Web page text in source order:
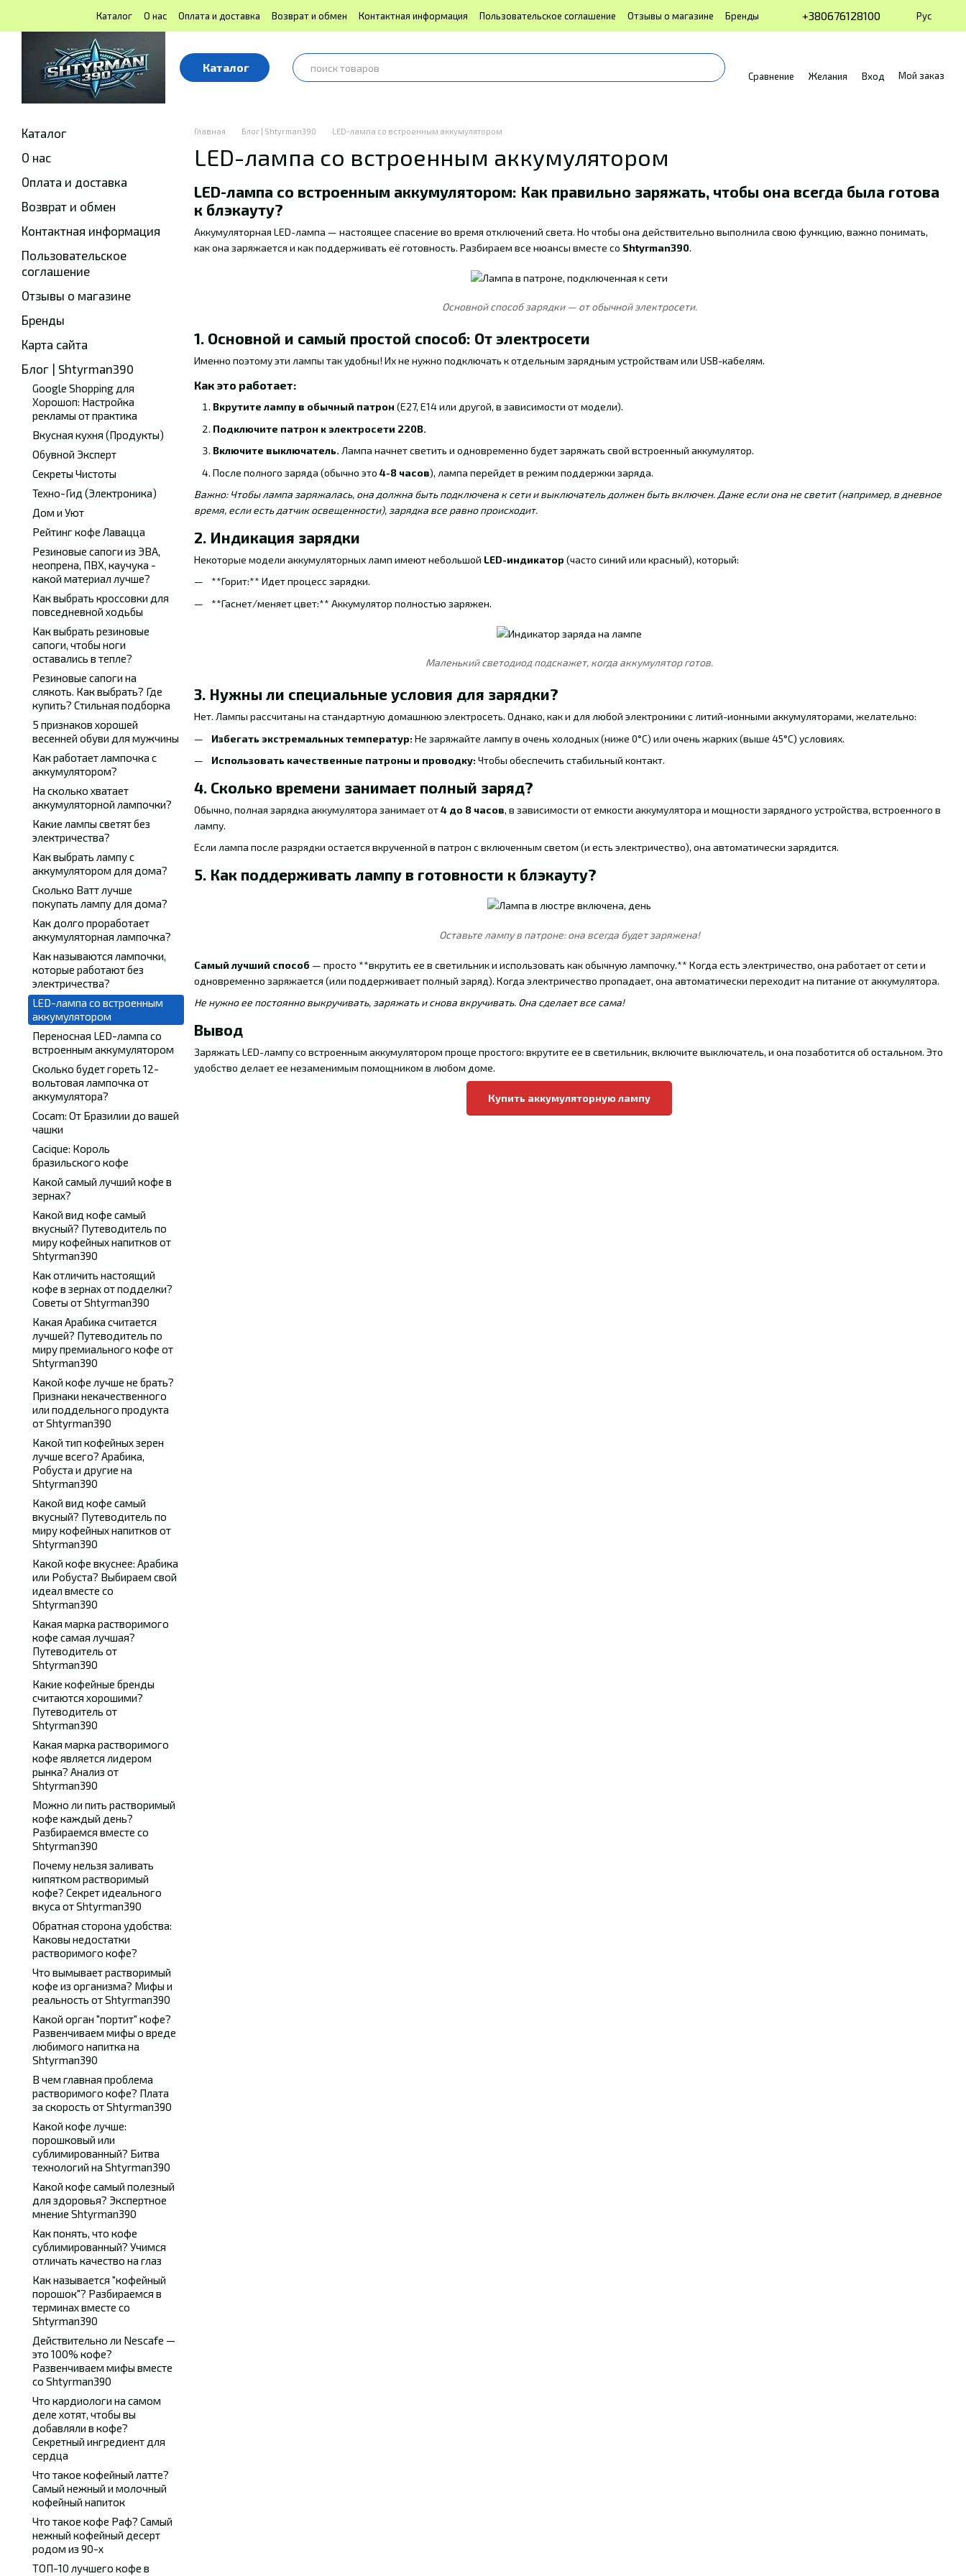
Перейти к основному контенту
Каталог О нас Оплата и доставка Возврат и обмен Контактная информация Пользовательское соглашение Отзывы о магазине
Бренды
Блог | Shtyrman390
Публичная оферта
+380676128100 Рус
Каталог
Сравнение Желания Вход Мой заказ
Главная Блог | Shtyrman390 LED-лампа со встроенным аккумулятором
LED-лампа со встроенным аккумулятором
LED-лампа со встроенным аккумулятором: Как правильно заряжать, чтобы она всегда была готова
к блэкауту?
Аккумуляторная LED-лампа — настоящее спасение во время отключений света. Но чтобы она действительно выполнила свою функцию, важно понимать,
как она заряжается и как поддерживать её готовность. Разбираем все нюансы вместе со Shtyrman390.
Основной способ зарядки — от обычной электросети.
1. Основной и самый простой способ: От электросети
Именно поэтому эти лампы так удобны! Их не нужно подключать к отдельным зарядным устройствам или USB-кабелям.
Как это работает:
Вкрутите лампу в обычный патрон (E27, E14 или другой, в зависимости от модели).
Подключите патрон к электросети 220В.
Включите выключатель. Лампа начнет светить и одновременно будет заряжать свой встроенный аккумулятор.
После полного заряда (обычно это 4-8 часов), лампа перейдет в режим поддержки заряда.
Важно: Чтобы лампа заряжалась, она должна быть подключена к сети и выключатель должен быть включен. Даже если она не светит (например, в дневное
время, если есть датчик освещенности), зарядка все равно происходит.
2. Индикация зарядки
Некоторые модели аккумуляторных ламп имеют небольшой LED-индикатор (часто синий или красный), который:
**Горит:** Идет процесс зарядки.
**Гаснет/меняет цвет:** Аккумулятор полностью заряжен.
Маленький светодиод подскажет, когда аккумулятор готов.
3. Нужны ли специальные условия для зарядки?
Нет. Лампы рассчитаны на стандартную домашнюю электросеть. Однако, как и для любой электроники с литий-ионными аккумуляторами, желательно:
Избегать экстремальных температур:Не заряжайте лампу в очень холодных (ниже 0°C) или очень жарких (выше 45°C) условиях.
Использовать качественные патроны и проводку:Чтобы обеспечить стабильный контакт.
4. Сколько времени занимает полный заряд?
Обычно, полная зарядка аккумулятора занимает от4 до 8 часов, в зависимости от емкости аккумулятора и мощности зарядного устройства, встроенного в
лампу.
Если лампа после разрядки остается вкрученной в патрон с включенным светом (и есть электричество), она автоматически зарядится.
5. Как поддерживать лампу в готовности к блэкауту?
Оставьте лампу в патроне: она всегда будет заряжена!
Самый лучший способ — просто **вкрутить ее в светильник и использовать как обычную лампочку.** Когда есть электричество, она работает от сети и
одновременно заряжается (или поддерживает полный заряд). Когда электричество пропадает, она автоматически переходит на питание от аккумулятора.
Не нужно ее постоянно выкручивать, заряжать и снова вкручивать. Она сделает все сама!
Вывод
Заряжать LED-лампу со встроенным аккумулятором проще простого: вкрутите ее в светильник, включите выключатель, и она позаботится об остальном. Это
удобство делает ее незаменимым помощником в любом доме.
Купить аккумуляторную лампу
Каталог
О нас
Оплата и доставка
Возврат и обмен
Контактная информация
Пользовательское
соглашение
Отзывы о магазине
Бренды
Карта сайта
Блог | Shtyrman390
Google Shopping для
Хорошоп: Настройка
рекламы от практика
Вкусная кухня (Продукты)
Обувной Эксперт
Секреты Чистоты
Техно-Гид (Электроника)
Дом и Уют
Рейтинг кофе Лавацца
Резиновые сапоги из ЭВА,
неопрена, ПВХ, каучука -
какой материал лучше?
Как выбрать кроссовки для
повседневной ходьбы
Как выбрать резиновые
сапоги, чтобы ноги
оставались в тепле?
Резиновые сапоги на
слякоть. Как выбрать? Где
купить? Стильная подборка
5 признаков хорошей
весенней обуви для мужчины
Как работает лампочка с
аккумулятором?
На сколько хватает
аккумуляторной лампочки?
Какие лампы светят без
электричества?
Как выбрать лампу с
аккумулятором для дома?
Сколько Ватт лучше
покупать лампу для дома?
Как долго проработает
аккумуляторная лампочка?
Как называются лампочки,
которые работают без
электричества?
LED-лампа со встроенным
аккумулятором
Переносная LED-лампа со
встроенным аккумулятором
Сколько будет гореть 12-
вольтовая лампочка от
аккумулятора?
Cocam: От Бразилии до вашей
чашки
Cacique: Король
бразильского кофе
Какой самый лучший кофе в
зернах?
Какой вид кофе самый
вкусный? Путеводитель по
миру кофейных напитков от
Shtyrman390
Как отличить настоящий
кофе в зернах от подделки?
Советы от Shtyrman390
Какая Арабика считается
лучшей? Путеводитель по
миру премиального кофе от
Shtyrman390
Какой кофе лучше не брать?
Признаки некачественного
или поддельного продукта
от Shtyrman390
Какой тип кофейных зерен
лучше всего? Арабика,
Робуста и другие на
Shtyrman390
Какой вид кофе самый
вкусный? Путеводитель по
миру кофейных напитков от
Shtyrman390
Какой кофе вкуснее: Арабика
или Робуста? Выбираем свой
идеал вместе со
Shtyrman390
Какая марка растворимого
кофе самая лучшая?
Путеводитель от
Shtyrman390
Какие кофейные бренды
считаются хорошими?
Путеводитель от
Shtyrman390
Какая марка растворимого
кофе является лидером
рынка? Анализ от
Shtyrman390
Можно ли пить растворимый
кофе каждый день?
Разбираемся вместе со
Shtyrman390
Почему нельзя заливать
кипятком растворимый
кофе? Секрет идеального
вкуса от Shtyrman390
Обратная сторона удобства:
Каковы недостатки
растворимого кофе?
Что вымывает растворимый
кофе из организма? Мифы и
реальность от Shtyrman390
Какой орган "портит" кофе?
Развенчиваем мифы о вреде
любимого напитка на
Shtyrman390
В чем главная проблема
растворимого кофе? Плата
за скорость от Shtyrman390
Какой кофе лучше:
порошковый или
сублимированный? Битва
технологий на Shtyrman390
Какой кофе самый полезный
для здоровья? Экспертное
мнение Shtyrman390
Как понять, что кофе
сублимированный? Учимся
отличать качество на глаз
Как называется "кофейный
порошок"? Разбираемся в
терминах вместе со
Shtyrman390
Действительно ли Nescafe —
это 100% кофе?
Развенчиваем мифы вместе
со Shtyrman390
Что кардиологи на самом
деле хотят, чтобы вы
добавляли в кофе?
Секретный ингредиент для
сердца
Что такое кофейный латте?
Самый нежный и молочный
кофейный напиток
Что такое кофе Раф? Самый
нежный кофейный десерт
родом из 90-х
ТОП-10 лучшего кофе в